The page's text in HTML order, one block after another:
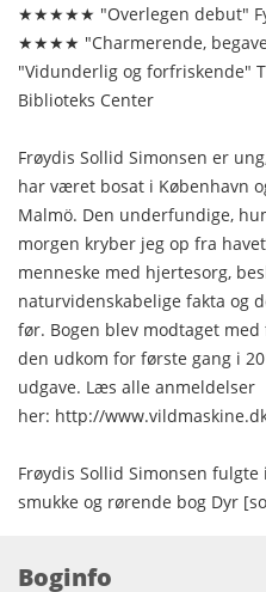
★★★★★ "Overlegen debut"
★★★★ "Charmerende,
"Vidunderlig og forfriskende"
Biblioteks Center
Frøydis Sollid Simonsen er
har været bosat i København
Malmö. Den underfundige,
morgen kryber jeg op fra
menneske med hjertesorg,
naturvidenskabelige fakta og
før. Bogen blev modtaget
den udkom for første gang i
udgave. Læs alle anmeldelser
her: http://
Frøydis Sollid Simonsen
smukke og rørende bog Dyr
Boginfo